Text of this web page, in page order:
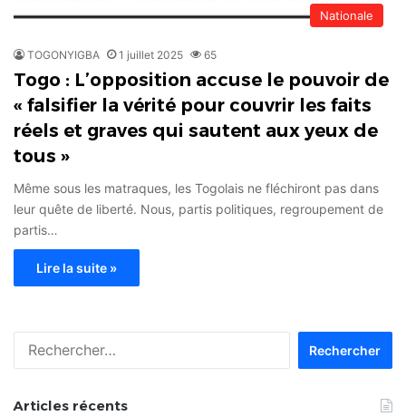
Nationale
TOGONYIGBA 1 juillet 2025 65
Togo : L’opposition accuse le pouvoir de
« falsifier la vérité pour couvrir les faits
réels et graves qui sautent aux yeux de
tous »
Même sous les matraques, les Togolais ne fléchiront pas dans
leur quête de liberté. Nous, partis politiques, regroupement de
partis…
Lire la suite »
Articles récents